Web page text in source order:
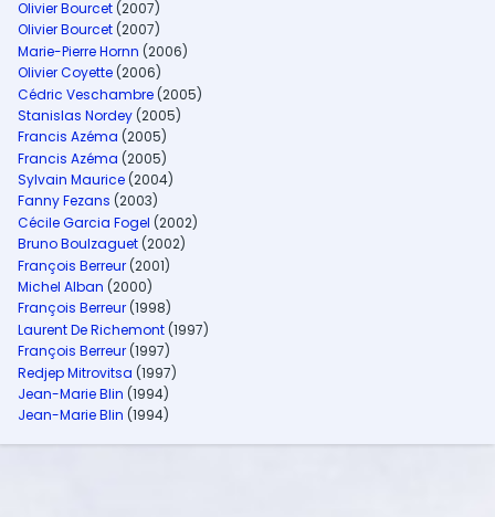
Olivier Bourcet (2007)
Olivier Bourcet (2007)
Marie-Pierre Hornn (2006)
Olivier Coyette (2006)
Cédric Veschambre (2005)
Stanislas Nordey (2005)
Francis Azéma (2005)
Francis Azéma (2005)
Sylvain Maurice (2004)
Fanny Fezans (2003)
Cécile Garcia Fogel (2002)
Bruno Boulzaguet (2002)
François Berreur (2001)
Michel Alban (2000)
François Berreur (1998)
Laurent De Richemont (1997)
François Berreur (1997)
Redjep Mitrovitsa (1997)
Jean-Marie Blin (1994)
Jean-Marie Blin (1994)